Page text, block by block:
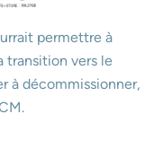
permettre à
transition vers le
à décommissionner,